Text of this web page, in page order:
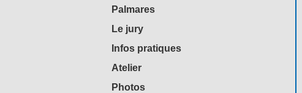
Palmares
Le jury
Infos pratiques
Atelier
Photos